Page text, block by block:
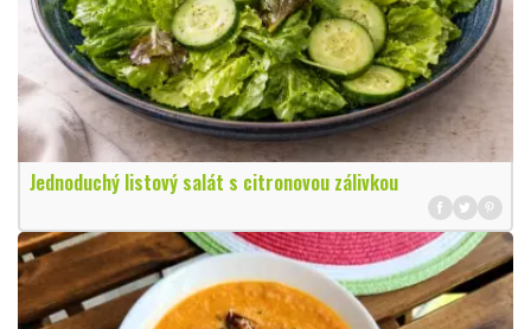
Jednoduchý listový salát s citronovou zálivkou